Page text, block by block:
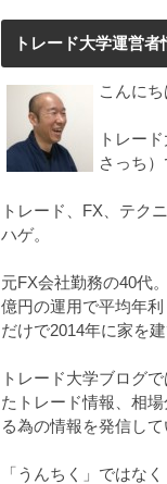
トレード大学運営者
こんにち
トレー
さっち）
トレード、FX、テク
ハゲ。
元FX会社勤務の40代
億円の運用で平均年
だけで2014年に家を建
トレード大学ブログ
たトレード情報、相
る為の情報を発信して
「うんちく」ではな